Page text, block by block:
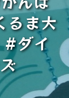
るま大
ダイ